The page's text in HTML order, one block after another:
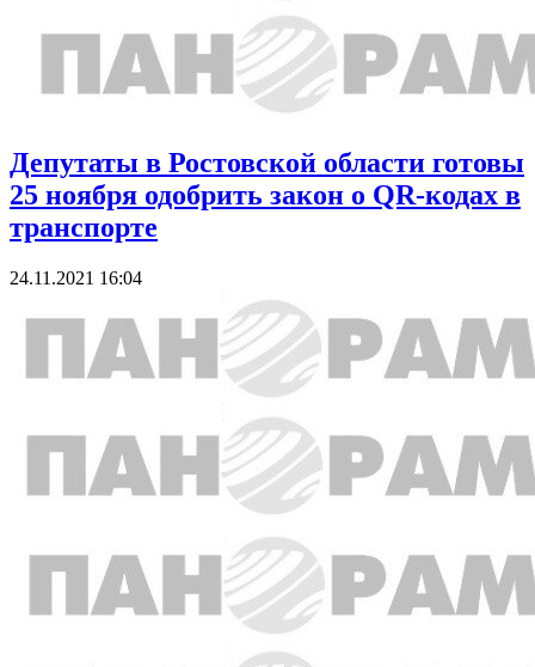
Депутаты в Ростовской области готовы
25 ноября одобрить закон о QR-кодах в
транспорте
24.11.2021 16:04